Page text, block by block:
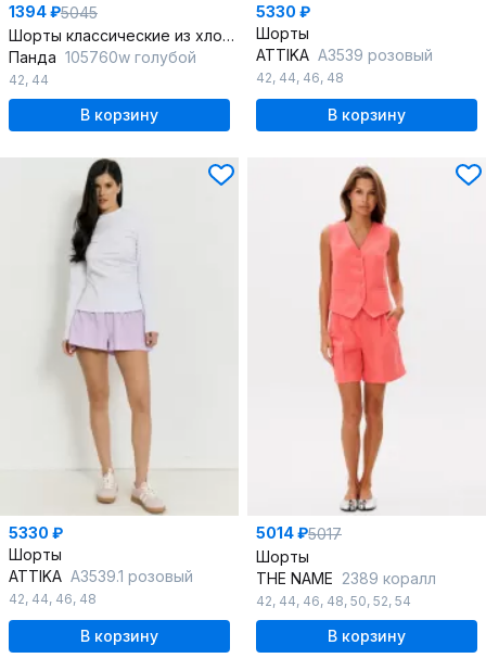
1394 ₽5045
Шорты классические из хлопка с высокой посадкой
Панда 105760w голубой
42, 44
В корзину
5330 ₽
Шорты
ATTIKA A3539 розовый
42, 44, 46, 48
В корзину
5330 ₽
Шорты
ATTIKA A3539.1 розовый
42, 44, 46, 48
В корзину
5014 ₽5017
Шорты
THE NAME 2389 коралл
42, 44, 46, 48, 50, 52, 54
В корзину